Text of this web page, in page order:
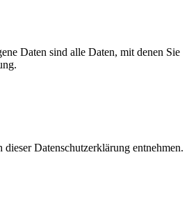
Daten sind alle Daten, mit denen Sie
Datenschutzerklärung entnehmen.